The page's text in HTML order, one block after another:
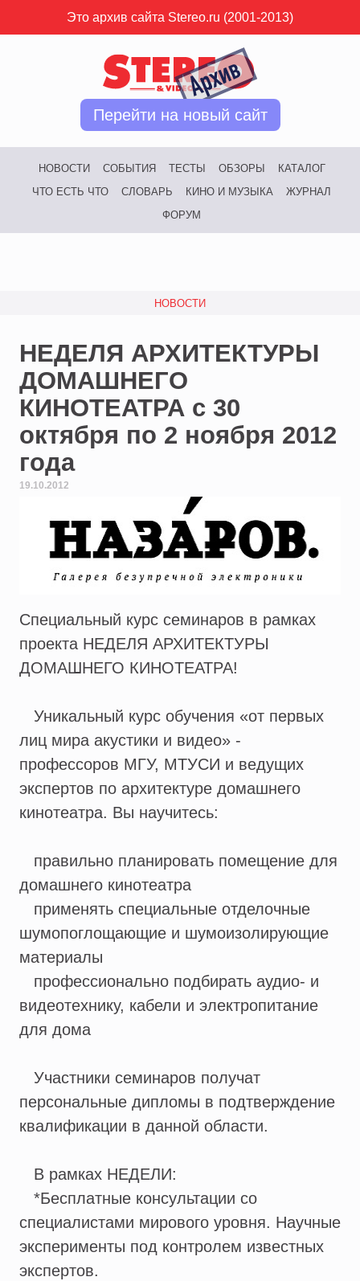
Это архив сайта Stereo.ru (2001-2013)
Перейти на новый сайт
НОВОСТИ СОБЫТИЯ ТЕСТЫ ОБЗОРЫ
КАТАЛОГ
ЧТО ЕСТЬ ЧТО
СЛОВАРЬ КИНО И МУЗЫКА
ЖУРНАЛ
ФОРУМ
НОВОСТИ
НЕДЕЛЯ АРХИТЕКТУРЫ
ДОМАШНЕГО
КИНОТЕАТРА с 30
октября по 2 ноября 2012
года
19.10.2012
Специальный курс семинаров в рамках
проекта НЕДЕЛЯ АРХИТЕКТУРЫ
ДОМАШНЕГО КИНОТЕАТРА!
Уникальный курс обучения «от первых
лиц мира акустики и видео» -
профессоров МГУ, МТУСИ и ведущих
экспертов по архитектуре домашнего
кинотеатра. Вы научитесь:
правильно планировать помещение для
домашнего кинотеатра
применять специальные отделочные
шумопоглощающие и шумоизолирующие
материалы
профессионально подбирать аудио- и
видеотехнику, кабели и электропитание
для дома
Участники семинаров получат
персональные дипломы в подтверждение
квалификации в данной области.
В рамках НЕДЕЛИ:
*Бесплатные консультации со
специалистами мирового уровня. Научные
эксперименты под контролем известных
экспертов.